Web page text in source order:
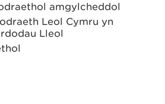
amgylcheddol
Leol Cymru yn
Lleol